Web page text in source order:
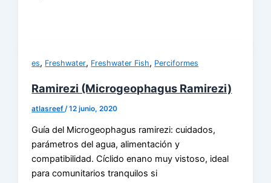
es, Freshwater, Freshwater Fish, Perciformes
Ramirezi (Microgeophagus Ramirezi)
atlasreef /12 junio, 2020
Guía del Microgeophagus ramirezi: cuidados,
parámetros del agua, alimentación y
compatibilidad. Cíclido enano muy vistoso, ideal
para comunitarios tranquilos si